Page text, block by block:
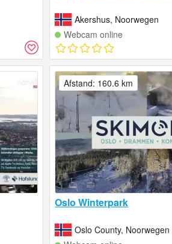
Akershus, Noorwegen
Webcam online
Oslo Winterpark
Oslo County, Noorwegen
Afstand: 160.6 km